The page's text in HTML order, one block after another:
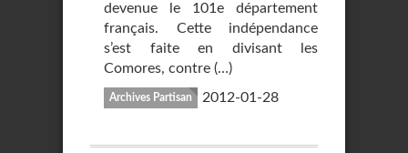
devenue le 101e département
français. Cette indépendance
s’est faite en divisant les
Comores, contre (…)
Archives Partisan 2012-01-28